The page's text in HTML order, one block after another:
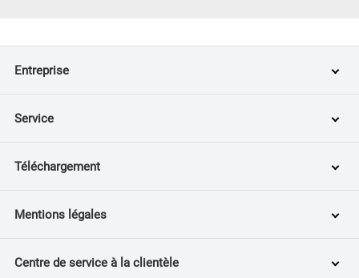
Entreprise
Service
Téléchargement
Mentions légales
Centre de service à la clientèle